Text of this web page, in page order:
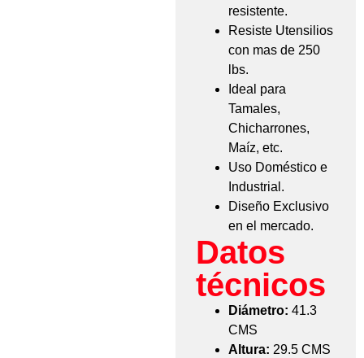
resistente.
Resiste Utensilios
con mas de 250
lbs.
Ideal para
Tamales,
Chicharrones,
Maíz, etc.
Uso Doméstico e
Industrial.
Diseño Exclusivo
en el mercado.
Datos
técnicos
Diámetro: 41.3
CMS
Altura: 29.5 CMS